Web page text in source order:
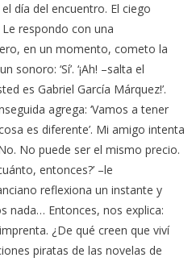
día del encuentro. El ciego
respondo con una
en un momento, cometo la
‘Sí’. ‘¡Ah! –salta el
es Gabriel García Márquez!’.
agrega: ‘Vamos a tener
es diferente’. Mi amigo intenta
No puede ser el mismo precio.
entonces?’ –le
reflexiona un instante y
nada… Entonces, nos explica:
¿De qué creen que viví
piratas de las novelas de